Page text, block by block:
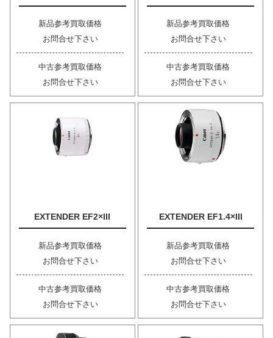
新品参考買取価格
お問合せ下さい
中古参考買取価格
お問合せ下さい
新品参考買取価格
お問合せ下さい
中古参考買取価格
お問合せ下さい
EXTENDER EF2×III
新品参考買取価格
お問合せ下さい
中古参考買取価格
お問合せ下さい
EXTENDER EF1.4×III
新品参考買取価格
お問合せ下さい
中古参考買取価格
お問合せ下さい